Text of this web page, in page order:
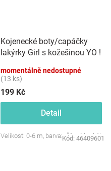
Kojenecké boty/capáčky
lakýrky Girl s kožešinou YO !
momentálně nedostupné
(13 ks)
199 Kč
Detail
Velikost: 0-6 m, barva: růžový brokát
Kód: 46409601